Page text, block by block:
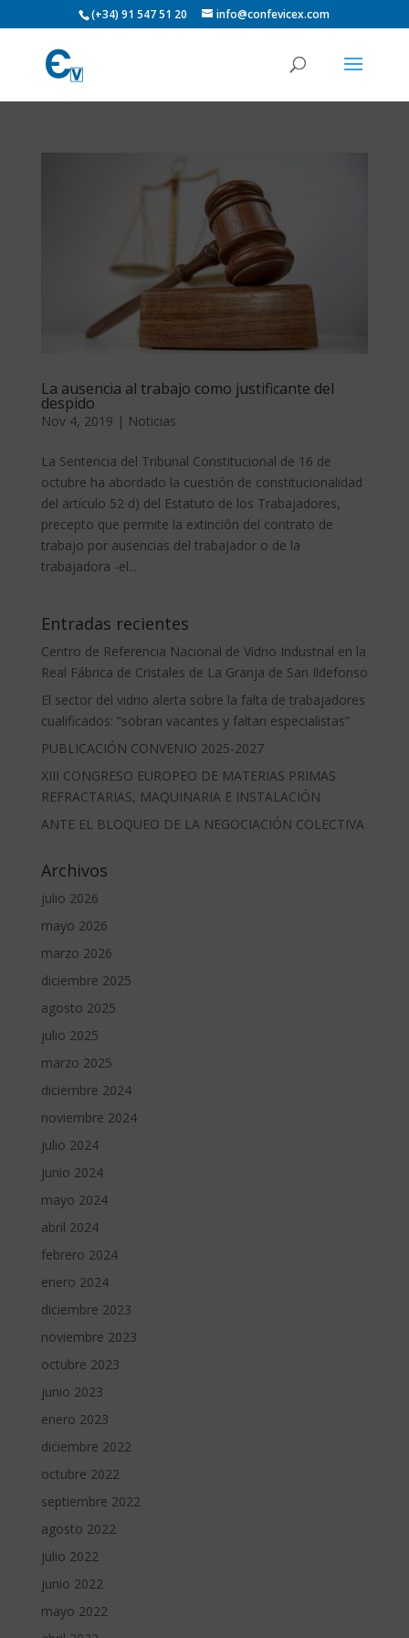
(+34) 91 547 51 20 info@confevicex.com
La ausencia al trabajo como justificante del
despido
Nov 4, 2019 | Noticias
La Sentencia del Tribunal Constitucional de 16 de
octubre ha abordado la cuestión de constitucionalidad
del artículo 52 d) del Estatuto de los Trabajadores,
precepto que permite la extinción del contrato de
trabajo por ausencias del trabajador o de la
trabajadora -el...
Entradas recientes
Centro de Referencia Nacional de Vidrio Industrial en la
Real Fábrica de Cristales de La Granja de San Ildefonso
El sector del vidrio alerta sobre la falta de trabajadores
cualificados: “sobran vacantes y faltan especialistas”
PUBLICACIÓN CONVENIO 2025-2027
XIII CONGRESO EUROPEO DE MATERIAS PRIMAS
REFRACTARIAS, MAQUINARIA E INSTALACIÓN
ANTE EL BLOQUEO DE LA NEGOCIACIÓN COLECTIVA
Archivos
julio 2026
mayo 2026
marzo 2026
diciembre 2025
agosto 2025
julio 2025
marzo 2025
diciembre 2024
noviembre 2024
julio 2024
junio 2024
mayo 2024
abril 2024
febrero 2024
enero 2024
diciembre 2023
noviembre 2023
octubre 2023
junio 2023
enero 2023
diciembre 2022
octubre 2022
septiembre 2022
agosto 2022
julio 2022
junio 2022
mayo 2022